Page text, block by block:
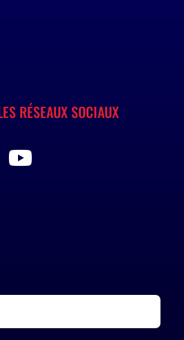
RÉSEAUX SOCIAUX